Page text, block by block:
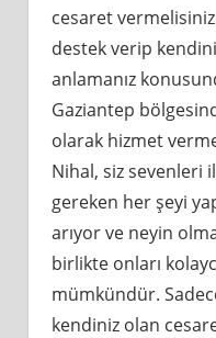
cesaret
destek verip
anlamanız
Gaziantep
olarak hizmet
Nihal, siz sevenleri
gereken her şeyi
arıyor ve neyin
birlikte onları
mümkündür.
kendiniz olan